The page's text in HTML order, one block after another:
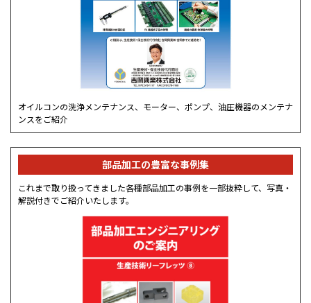
オイルコンの洗浄メンテナンス、モーター、ポンプ、油圧機器のメンテナ
ンスをご紹介
部品加工の豊富な事例集
これまで取り扱ってきました各種部品加工の事例を一部抜粋して、写真・
解説付きでご紹介いたします。